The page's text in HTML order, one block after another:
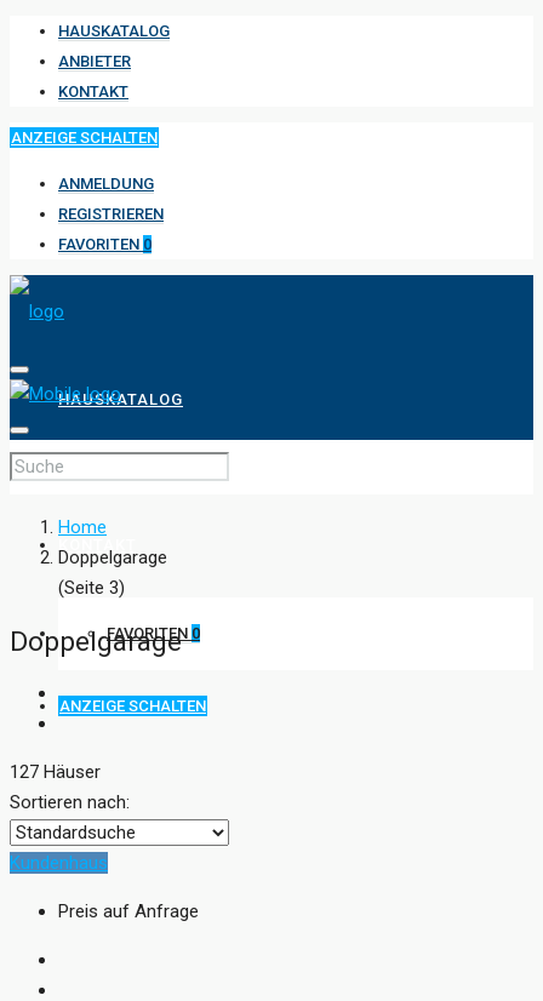
HAUSKATALOG
ANBIETER
KONTAKT
ANZEIGE SCHALTEN
ANMELDUNG
REGISTRIEREN
FAVORITEN 0
HAUSKATALOG
ANBIETER
FAVORITEN 0
ANZEIGE SCHALTEN
Home
Doppelgarage
(Seite 3)
Doppelgarage
127 Häuser
Sortieren nach:
Kundenhaus
Preis auf Anfrage